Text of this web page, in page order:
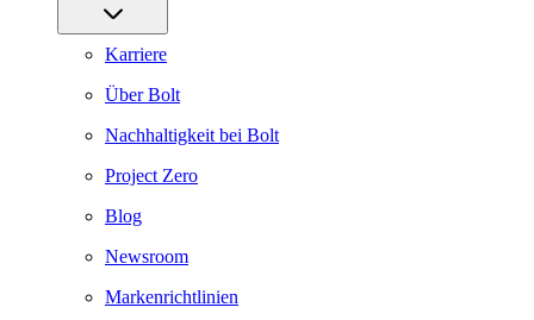
Karriere
Über Bolt
Nachhaltigkeit bei Bolt
Project Zero
Blog
Newsroom
Markenrichtlinien